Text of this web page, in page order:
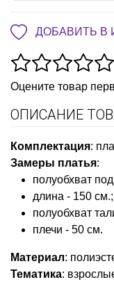
ДОБАВИТЬ В
Оцените товар
ОПИСАНИЕ
Комплектация:
Замеры платья:
полуобхват
длина - 150 см.;
полуобхват
плечи - 50 см.
Материал:
Тематика: